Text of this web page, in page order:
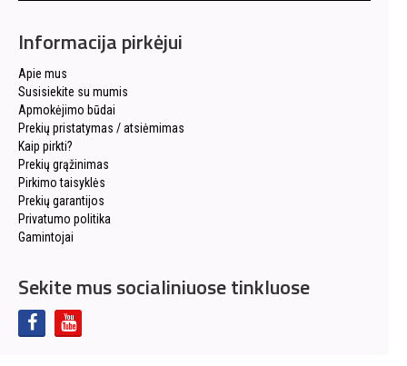
Informacija pirkėjui
Apie mus
Susisiekite su mumis
Apmokėjimo būdai
Prekių pristatymas / atsiėmimas
Kaip pirkti?
Prekių grąžinimas
Pirkimo taisyklės
Prekių garantijos
Privatumo politika
Gamintojai
Sekite mus socialiniuose tinkluose